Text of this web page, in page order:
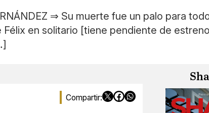
⇒ Su muerte fue un palo para
en solitario [tiene pendiente de